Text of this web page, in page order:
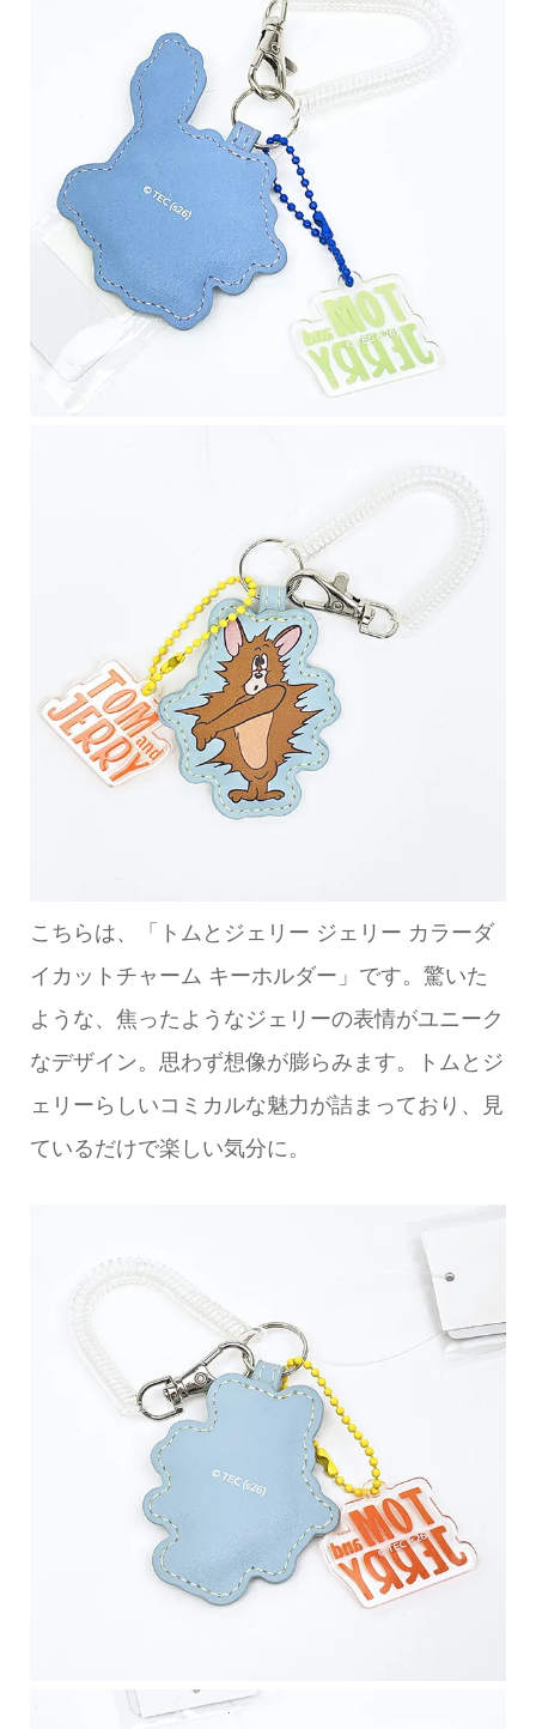
こちらは、「トムとジェリー ジェリー カラーダ
イカットチャーム キーホルダー」です。驚いた
ような、焦ったようなジェリーの表情がユニーク
なデザイン。思わず想像が膨らみます。トムとジ
ェリーらしいコミカルな魅力が詰まっており、見
ているだけで楽しい気分に。